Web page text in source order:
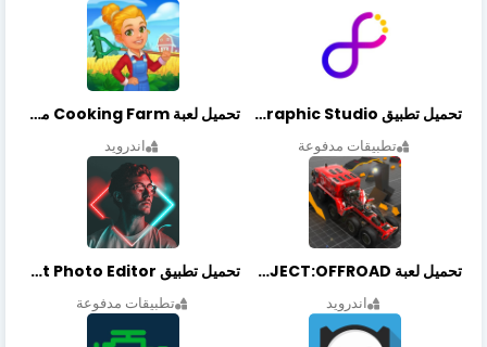
تحميل تطبيق Graphic Studio مهكر أخر إصدار
تطبيقات مدفوعة
تحميل لعبة Cooking Farm مهكرة أخر إصدار
اندرويد
تحميل لعبة PROJECT:OFFROAD مهكرة أخر إصدار
اندرويد
تحميل تطبيق NeonArt Photo Editor مهكر أخر إصدار
تطبيقات مدفوعة